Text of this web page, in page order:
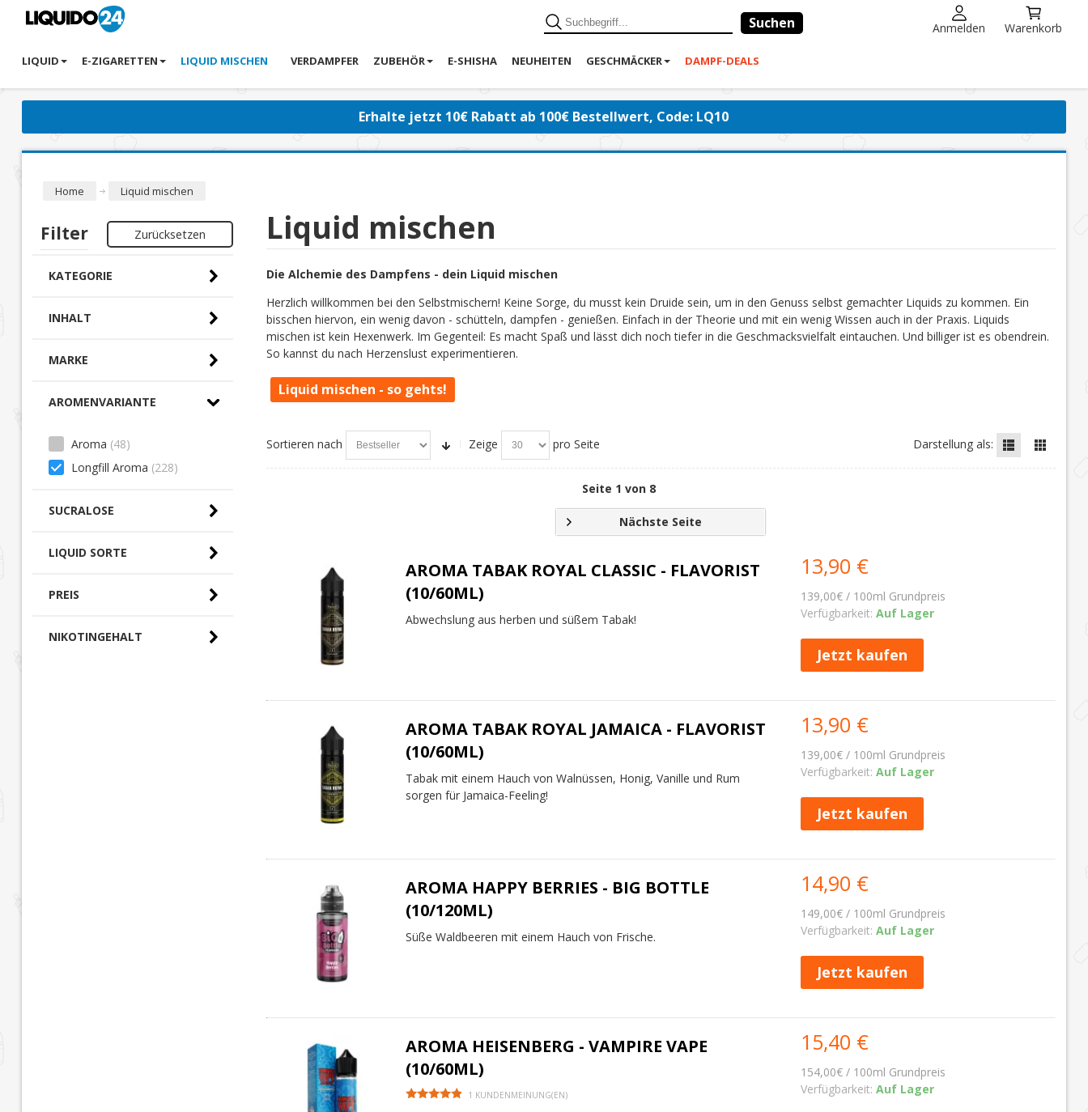
Suchen Anmelden Warenkorb
LIQUID E-ZIGARETTEN LIQUID MISCHEN VERDAMPFER ZUBEHÖR E-SHISHA NEUHEITEN GESCHMÄCKER DAMPF-DEALS
Erhalte jetzt 10€ Rabatt ab 100€ Bestellwert, Code: LQ10
Home Liquid mischen
Liquid mischen
Die Alchemie des Dampfens - dein Liquid mischen
Herzlich willkommen bei den Selbstmischern! Keine Sorge, du musst kein Druide sein, um in den Genuss selbst gemachter Liquids zu kommen. Ein
bisschen hiervon, ein wenig davon - schütteln, dampfen - genießen. Einfach in der Theorie und mit ein wenig Wissen auch in der Praxis. Liquids
mischen ist kein Hexenwerk. Im Gegenteil: Es macht Spaß und lässt dich noch tiefer in die Geschmacksvielfalt eintauchen. Und billiger ist es obendrein.
So kannst du nach Herzenslust experimentieren.
Liquid mischen - so gehts!
Sortieren nach Zeige pro Seite Darstellung als:
Seite 1von 8
Nächste Seite
AROMA TABAK ROYAL CLASSIC - FLAVORIST
(10/60ML)
Abwechslung aus herben und süßem Tabak!
13,90 €
139,00€ / 100ml Grundpreis
Verfügbarkeit: Auf Lager
Jetzt kaufen
AROMA TABAK ROYAL JAMAICA - FLAVORIST
(10/60ML)
Tabak mit einem Hauch von Walnüssen, Honig, Vanille und Rum
sorgen für Jamaica-Feeling!
13,90 €
139,00€ / 100ml Grundpreis
Verfügbarkeit: Auf Lager
Jetzt kaufen
AROMA HAPPY BERRIES - BIG BOTTLE
(10/120ML)
Süße Waldbeeren mit einem Hauch von Frische.
14,90 €
149,00€ / 100ml Grundpreis
Verfügbarkeit: Auf Lager
Jetzt kaufen
AROMA HEISENBERG - VAMPIRE VAPE
(10/60ML)
1 KUNDENMEINUNG(EN)
15,40 €
154,00€ / 100ml Grundpreis
Verfügbarkeit: Auf Lager
Filter Zurücksetzen
KATEGORIE
INHALT
MARKE
AROMENVARIANTE
Aroma (48)
Longfill Aroma (228)
SUCRALOSE
LIQUID SORTE
PREIS
0,00 € - 10,00 € (0)
NIKOTINGEHALT